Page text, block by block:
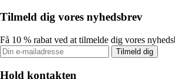
Tilmeld dig vores nyhedsbrev
Få 10 % rabat ved at tilmelde dig vores
Tilmeld dig
Hold kontakten